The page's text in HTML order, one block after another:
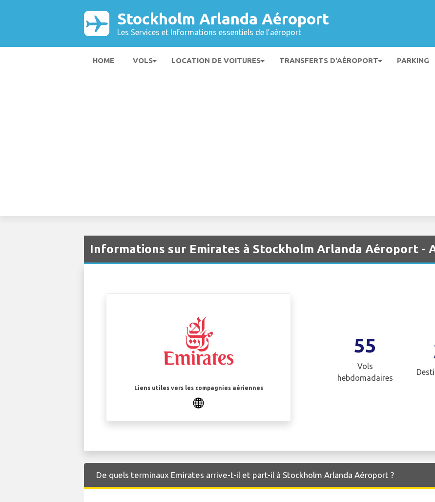
Stockholm Arlanda Aéroport
Les Services et Informations essentiels de l’aéroport
HOME VOLS LOCATION DE VOITURES TRANSFERTS D'AÉROPORT PARKING
Informations sur Emirates à Stockholm Arlanda Aéroport -
Liens utiles vers les compagnies aériennes
55
Vols
hebdomadaires
De quels terminaux Emirates arrive-t-il et part-il à Stockholm Arlanda Aéroport ?